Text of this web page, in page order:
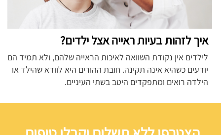
איך לזהות בעיות ראייה אצל ילדים?
לילדים אין נקודת השוואה לאיכות הראייה שלהם, ולא תמיד הם
יודעים כשהיא אינה תקינה. חובת ההורים היא לוודא שהילד או
הילדה רואים ומתפקדים היטב בשתי העיניים.